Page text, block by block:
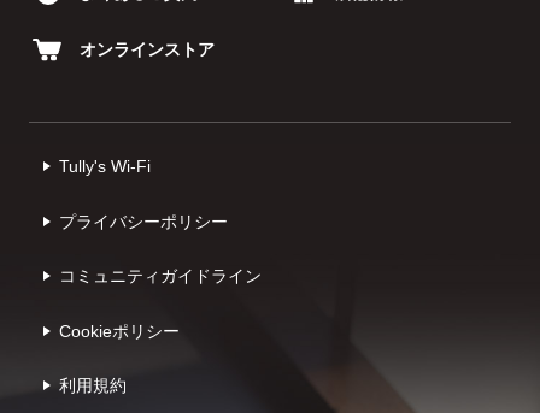
オンラインストア
Tully's Wi-Fi
プライバシーポリシー
コミュニティガイドライン
Cookieポリシー
利⽤規約